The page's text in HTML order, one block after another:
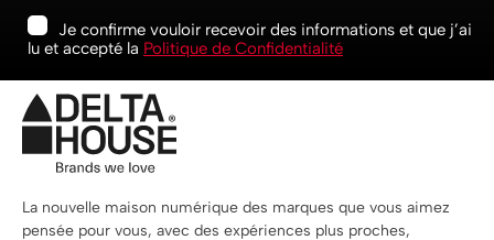
Je confirme vouloir recevoir des informations et que j’ai
lu et accepté la Politique de Confidentialité
La nouvelle maison numérique des marques que vous aimez
pensée pour vous, avec des expériences plus proches,